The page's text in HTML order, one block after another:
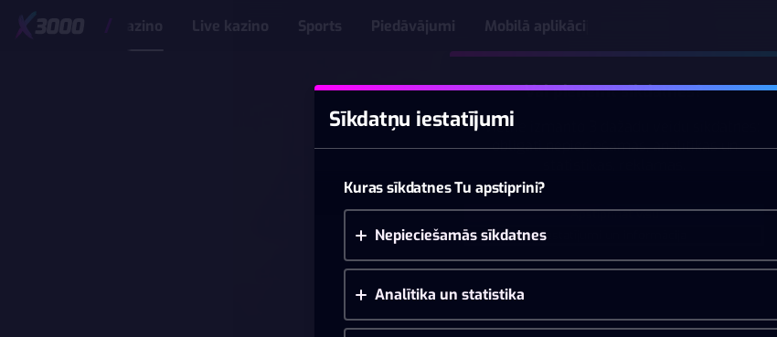
Kazino Live kazino Sports Piedāvājumi Mobilā aplikācija
Vai pieņemt sīkdatnes?
Šī vietne izmanto 3 dažādu veidu sīkdatnes:
obligāti nepieciešamās, analītikas un
Apstiprināt visu
Iestatījumi un informācija
Sīkdatņu iestatījumi
Kuras sīkdatnes Tu apstiprini?
Nepieciešamās sīkdatnes
Analītika un statistika